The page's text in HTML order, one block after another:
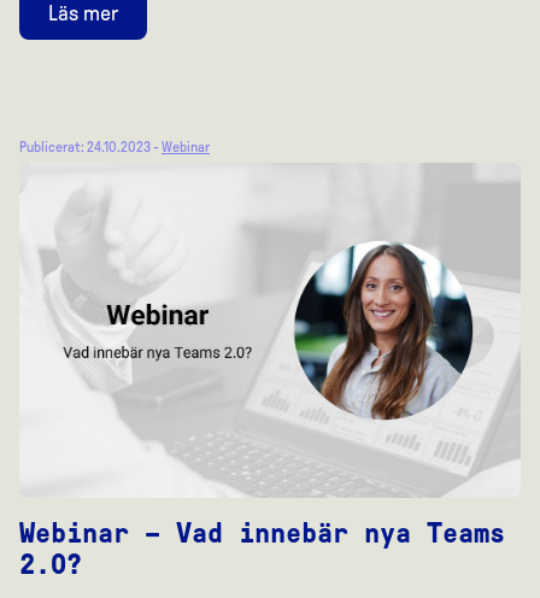
Läs mer
Publicerat: 24.10.2023 - Webinar
Webinar – Vad innebär nya Teams
2.0?